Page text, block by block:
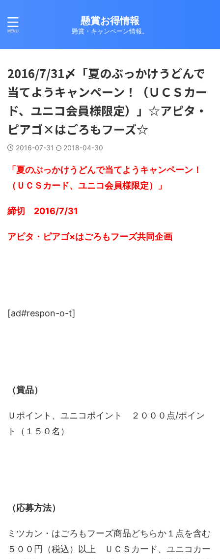
懸賞お得情報
懸賞・キャンペーン情報。
2016/7/31〆「夏のぶっかけうどんで
当てようキャンペーン！（ＵＣＳカー
ド、ユニコ会員様限定）」☆アピタ・
ピアゴ×はごろもフーズ☆
2016-07-31 2018-04-30
「夏のぶっかけうどんで当てようキャンペーン！
（ＵＣＳカード、ユニコ会員様限定）」
締切 2016/7/31
アピタ・ピアゴ×はごろもフーズ共同企画
[ad#respon-o-t]
（賞品）
Ｕポイント、ユニコポイント ２０００点/ポイン
ト（１５０名）
（応募方法）
ミツカン・はごろもフーズ商品どちらか１点を含む
５００円（税込）以上 ＵＣＳカード、ユニコカー